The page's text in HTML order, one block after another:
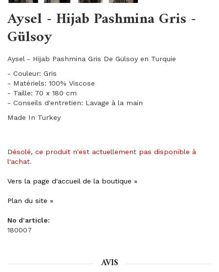
Aysel - Hijab Pashmina Gris -
Gülsoy
Aysel - Hijab Pashmina Gris De Gülsoy en Turquie
- Couleur: Gris
- Matériels: 100% Viscose
- Taille: 70 x 180 cm
- Conseils d'entretien: Lavage à la main
Made In Turkey
Désolé, ce produit n'est actuellement pas disponible à
l'achat.
Vers la page d'accueil de la boutique »
Plan du site »
No d'article:
180007
AVIS